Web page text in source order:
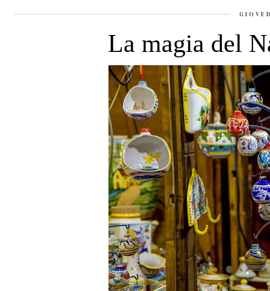
La magia del